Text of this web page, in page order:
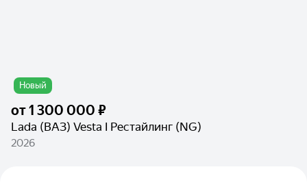
Новый
от1 300 000 ₽
Lada (ВАЗ) Vesta I Рестайлинг (NG)
2026